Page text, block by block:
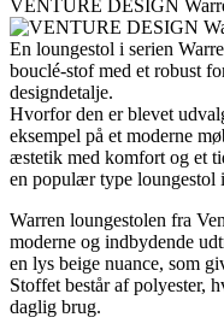
VENTURE DESIGN
En loungestol i serien
bouclé-stof med et robust
designdetalje.
Hvorfor den er blevet
eksempel på et moderne
æstetik med komfort og et
en populær type loungestol
Warren loungestolen fra
moderne og indbydende
en lys beige nuance, som
Stoffet består af polyester,
daglig brug.